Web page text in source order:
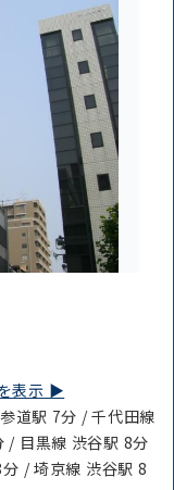
表示 ▶︎
道駅 7分 / 千代田線
/ 目黒線 渋谷駅 8分
/ 埼京線 渋谷駅 8